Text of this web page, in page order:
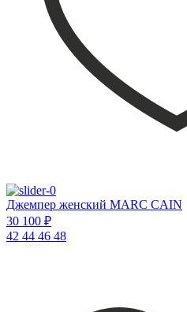
Джемпер женский MARC CAIN
30 100 ₽
42 44 46 48